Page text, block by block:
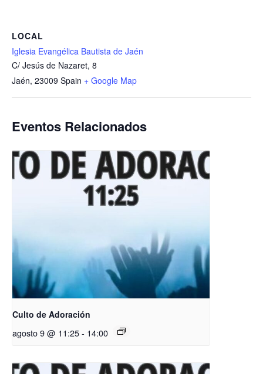
LOCAL
Iglesia Evangélica Bautista de Jaén
C/ Jesús de Nazaret, 8
Jaén, 23009 Spain + Google Map
Eventos Relacionados
Culto de Adoración
agosto 9 @ 11:25- 14:00